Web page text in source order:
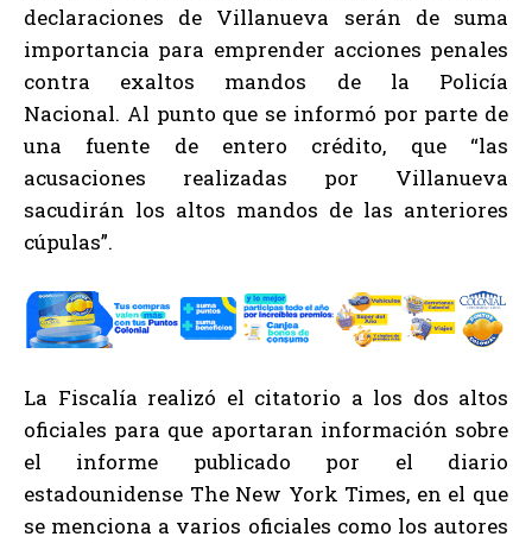
declaraciones de Villanueva serán de suma
importancia para emprender acciones penales
contra exaltos mandos de la Policía
Nacional. Al punto que se informó por parte de
una fuente de entero crédito, que “las
acusaciones realizadas por Villanueva
sacudirán los altos mandos de las anteriores
cúpulas”.
La Fiscalía realizó el citatorio a los dos altos
oficiales para que aportaran información sobre
el informe publicado por el diario
estadounidense The New York Times, en el que
se menciona a varios oficiales como los autores